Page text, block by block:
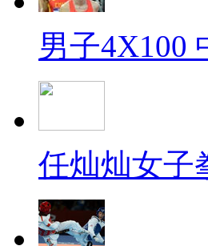
男子4X100
任灿灿女子